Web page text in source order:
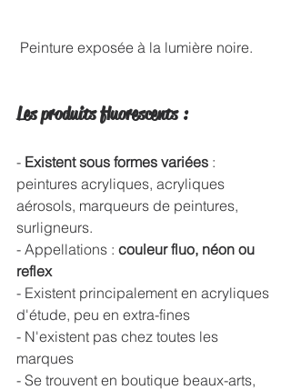
Peinture exposée à la lumière noire.
Les produits fluorescents :
- Existent sous formes variées :
peintures acryliques, acryliques
aérosols, marqueurs de peintures,
surligneurs.
- Appellations : couleur fluo, néon ou
reflex
- Existent principalement en acryliques
d'étude, peu en extra-fines
- N'existent pas chez toutes les
marques
- Se trouvent en boutique beaux-arts,